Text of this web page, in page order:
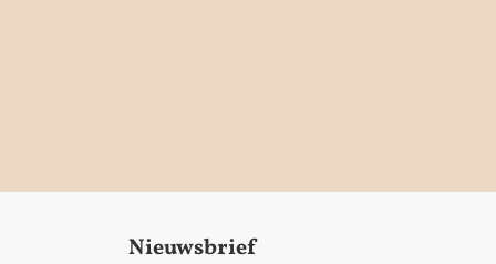
Nieuwsbrief